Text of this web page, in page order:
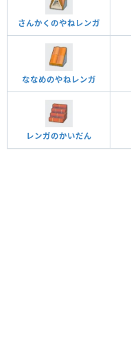
さんかくのやねレンガ
ななめのやねレンガ
レンガのかいだん